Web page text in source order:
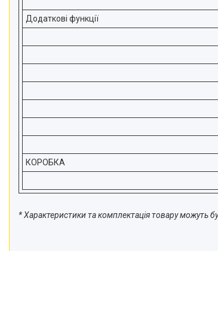
Додаткові функції
КОРОБКА
* Характеристики та комплектація товару можуть